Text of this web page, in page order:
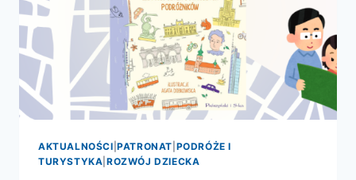
AKTUALNOŚCI |PATRONAT PODRÓŻE I
TURYSTYKA ROZWÓJ DZIECKA